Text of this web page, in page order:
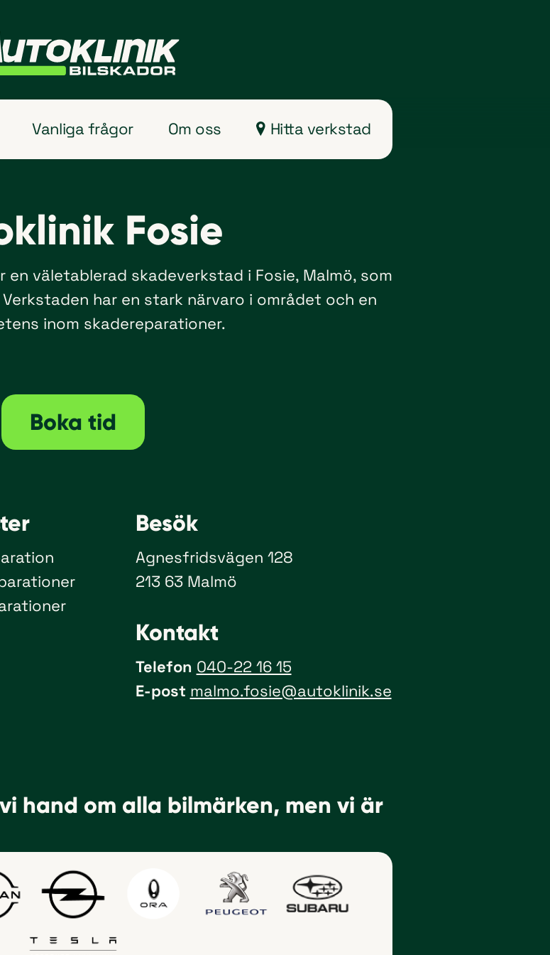
Vanliga frågor Om oss Hitta verkstad
Fosie
väletablerad skadeverkstad i Fosie, Malmö, som
har en stark närvaro i området och en
inom skadereparationer.
Boka tid
Besök
Agnesfridsvägen 128
213 63 Malmö
Kontakt
Telefon 040-22 16 15
E-post malmo.fosie@autoklinik.se
hand om alla bil­märken, men vi är